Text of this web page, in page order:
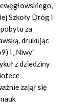
Szkoły Dróg i
za
drukując
i „Niwy”
z dziedziny
zajął się